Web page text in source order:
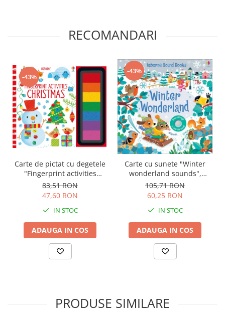
RECOMANDARI
-43%
Carte de pictat cu degetele
"Fingerprint activities
Christmas", Usborne
83,51 RON
47,60 RON
IN STOC
ADAUGA IN COS
-43%
Carte cu sunete "Winter
wonderland sounds",
cartonata, Usborne
105,71 RON
60,25 RON
IN STOC
ADAUGA IN COS
PRODUSE SIMILARE